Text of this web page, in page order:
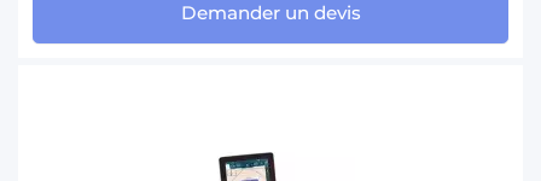
Demander un devis